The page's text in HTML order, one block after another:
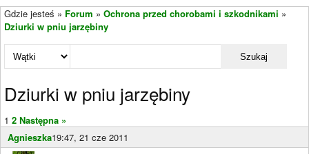
Gdzie jesteś » Forum » Ochrona przed chorobami i szkodnikami »
Dziurki w pniu jarzębiny
Szukaj
Dziurki w pniu jarzębiny
1 2 Następna »
Agnieszka19:47, 21 cze 2011